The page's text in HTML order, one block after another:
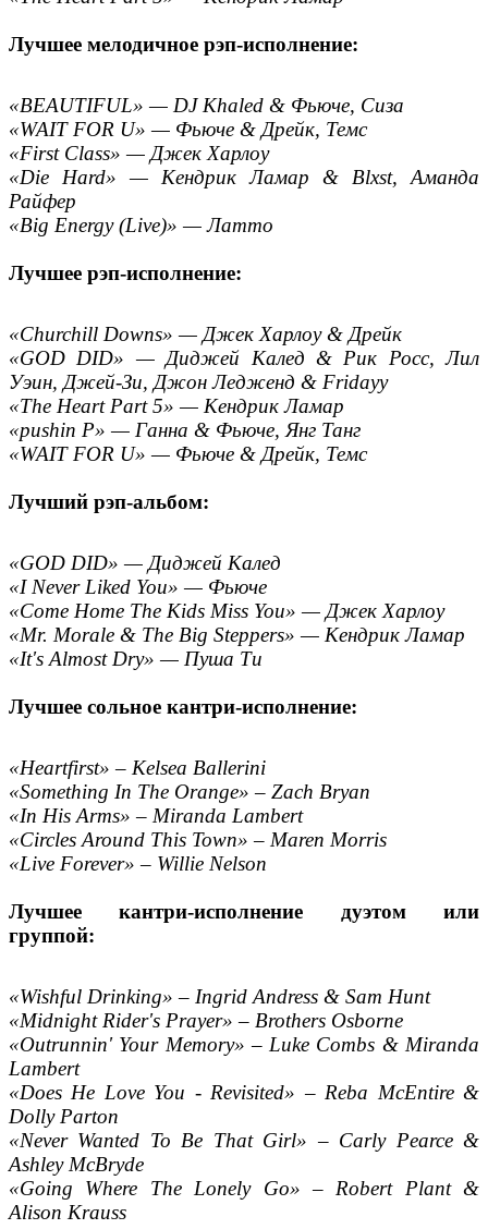
Лучшее мелодичное рэп-исполнение:
«BEAUTIFUL» — DJ Khaled & Фьюче, Сиза
«WAIT FOR U» — Фьюче & Дрейк, Темс
«First Class» — Джек Харлоу
«Die Hard» — Кендрик Ламар & Blxst, Аманда
Райфер
«Big Energy (Live)» — Латто
Лучшее рэп-исполнение:
«Churchill Downs» — Джек Харлоу & Дрейк
«GOD DID» — Диджей Калед & Рик Росс, Лил
Уэин, Джей-Зи, Джон Ледженд & Fridayy
«The Heart Part 5» — Кендрик Ламар
«pushin P» — Ганна & Фьюче, Янг Танг
«WAIT FOR U» — Фьюче & Дрейк, Темс
Лучший рэп-альбом:
«GOD DID» — Диджей Калед
«I Never Liked You» — Фьюче
«Come Home The Kids Miss You» — Джек Харлоу
«Mr. Morale & The Big Steppers» — Кендрик Ламар
«It's Almost Dry» — Пуша Ти
Лучшее сольное кантри-исполнение:
«Heartfirst» – Kelsea Ballerini
«Something In The Orange» – Zach Bryan
«In His Arms» – Miranda Lambert
«Circles Around This Town» – Maren Morris
«Live Forever» – Willie Nelson
Лучшее кантри-исполнение дуэтом или
группой:
«Wishful Drinking» – Ingrid Andress & Sam Hunt
«Midnight Rider's Prayer» – Brothers Osborne
«Outrunnin' Your Memory» – Luke Combs & Miranda
Lambert
«Does He Love You - Revisited» – Reba McEntire &
Dolly Parton
«Never Wanted To Be That Girl» – Carly Pearce &
Ashley McBryde
«Going Where The Lonely Go» – Robert Plant &
Alison Krauss